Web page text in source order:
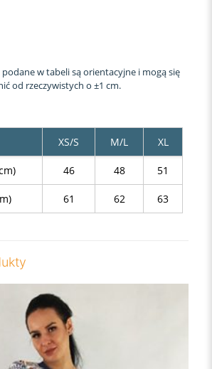
podane w tabeli są orientacyjne i mogą się
od rzeczywistych o ±1 cm.
XS/S M/L XL
46 48 51
61 62 63